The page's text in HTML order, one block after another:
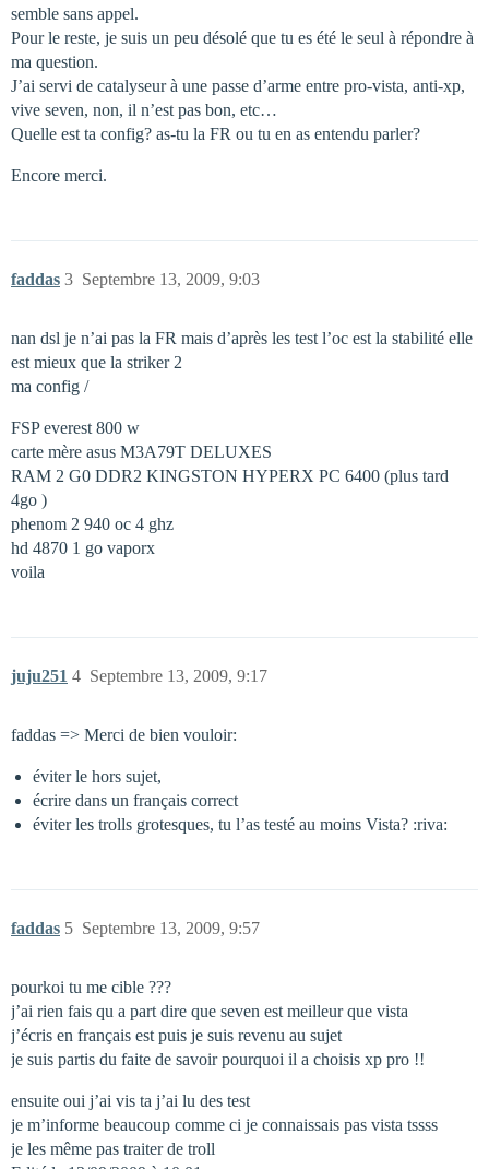
semble sans appel.
Pour le reste, je suis un peu désolé que tu es été le seul à répondre à
ma question.
J’ai servi de catalyseur à une passe d’arme entre pro-vista, anti-xp,
vive seven, non, il n’est pas bon, etc…
Quelle est ta config? as-tu la FR ou tu en as entendu parler?
Encore merci.
faddas Septembre 13, 2009, 9:03
3
nan dsl je n’ai pas la FR mais d’après les test l’oc est la stabilité elle
est mieux que la striker 2
ma config /
FSP everest 800 w
carte mère asus M3A79T DELUXES
RAM 2 G0 DDR2 KINGSTON HYPERX PC 6400 (plus tard
4go )
phenom 2 940 oc 4 ghz
hd 4870 1 go vaporx
voila
juju251 Septembre 13, 2009, 9:17
4
faddas => Merci de bien vouloir:
éviter le hors sujet,
écrire dans un français correct
éviter les trolls grotesques, tu l’as testé au moins Vista? :riva:
faddas Septembre 13, 2009, 9:57
5
pourkoi tu me cible ???
j’ai rien fais qu a part dire que seven est meilleur que vista
j’écris en français est puis je suis revenu au sujet
je suis partis du faite de savoir pourquoi il a choisis xp pro !!
ensuite oui j’ai vis ta j’ai lu des test
je m’informe beaucoup comme ci je connaissais pas vista tssss
je les même pas traiter de troll